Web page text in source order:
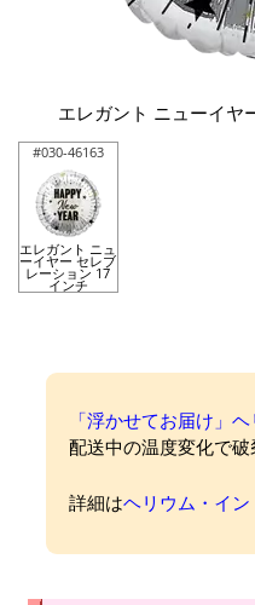
エレガント ニューイヤ
#030-46163
エレガント ニュ
ーイヤー セレブ
レーション 17
インチ
「浮かせてお届け」
配送中の温度変化で破
詳細はヘリウム・イ